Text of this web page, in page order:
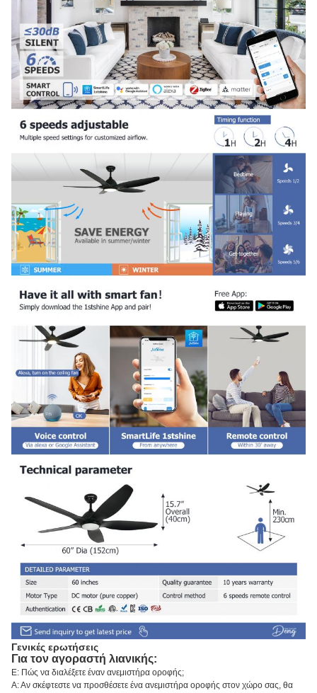
Γενικές ερωτήσεις
Για τον αγοραστή λιανικής:
Ε: Πώς να διαλέξετε έναν ανεμιστήρα οροφής;
Α: Αν σκέφτεστε να προσθέσετε ένα ανεμιστήρα οροφής στον χώρο σας, θα